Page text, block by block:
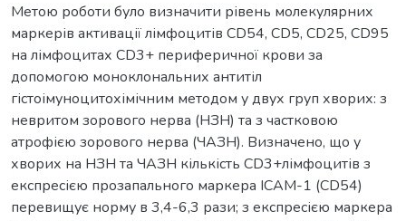
Метою роботи було визначити рівень молекулярних
маркерів активації лімфоцитів CD54, CD5, CD25, CD95
на лімфоцитах CD3+ периферичної крови за
допомогою моноклональних антитіл
гістоімуноцитохімічним методом у двух груп хворих: з
невритом зорового нерва (НЗН) та з частковою
атрофією зорового нерва (ЧАЗН). Визначено, що у
хворих на НЗН та ЧАЗН кількість CD3+лімфоцитів з
експресією прозапального маркера ICAM-1 (CD54)
перевищує норму в 3,4-6,3 рази; з експресією маркера